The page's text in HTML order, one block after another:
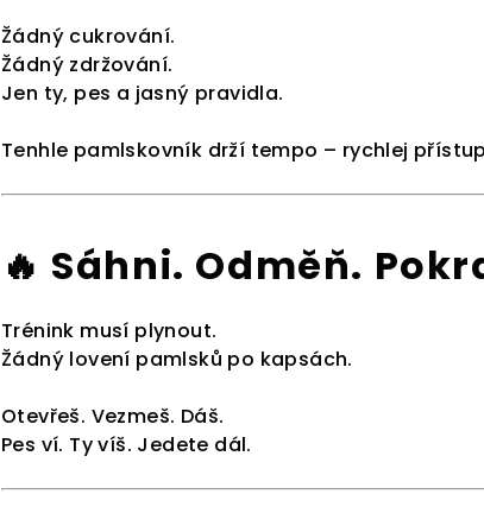
Žádný cukrování.
Žádný zdržování.
Jen ty, pes a jasný pravidla.
Tenhle pamlskovník drží tempo – rychlej
🔥 Sáhni. Odměň.
Trénink musí plynout.
Žádný lovení pamlsků po kapsách.
Otevřeš. Vezmeš. Dáš.
Pes ví. Ty víš. Jedete dál.